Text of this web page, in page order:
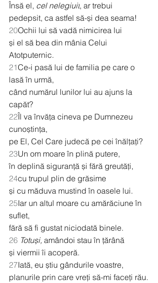
Însă el, cel nelegiuit, ar trebui
pedepsit, ca astfel să-și dea seama!
20Ochii lui să vadă nimicirea lui
și el să bea din mânia Celui
Atotputernic.
21Ce-i pasă lui de familia pe care o
lasă în urmă,
când numărul lunilor lui au ajuns la
capăt?
22Îl va învăța cineva pe Dumnezeu
cunoștința,
pe El, Cel Care judecă pe cei înălțați?
23Un om moare în plină putere,
în deplină siguranță și fără greutăți,
24cu trupul plin de grăsime
și cu măduva mustind în oasele lui.
25Iar un altul moare cu amărăciune în
suflet,
fără să fi gustat niciodată binele.
26 Totuși, amândoi stau în țărână
și viermii îi acoperă.
27Iată, eu știu gândurile voastre,
planurile prin care vreți să-mi faceți rău.